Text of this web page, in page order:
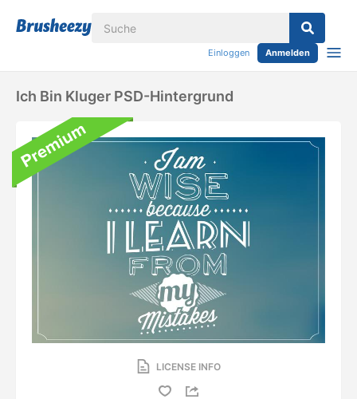
Einloggen Anmelden
Ich Bin Kluger PSD-Hintergrund
LICENSE INFO